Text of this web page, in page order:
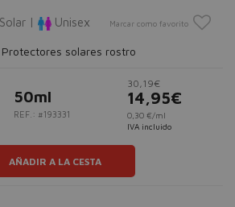
| Unisex Marcar como favorito
solares rostro
50ml
REF.: #193331
30,19€
14,95€
0,30 €/ml
IVA incluido
AÑADIR A LA CESTA